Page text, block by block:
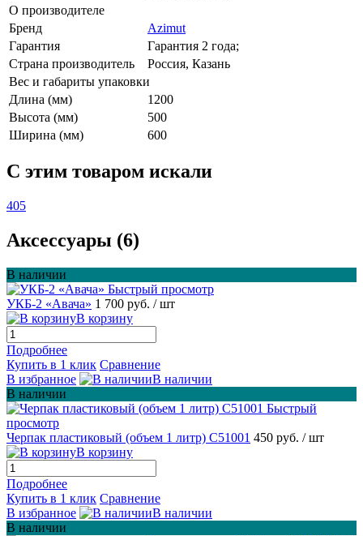
О производителе
Бренд
Azimut
Гарантия
Гарантия 2 года;
Страна производитель
Россия, Казань
Вес и габариты упаковки
Длина (мм)
1200
Высота (мм)
500
Ширина (мм)
600
C этим товаром искали
405
Аксессуары (6)
В наличии
Быстрый просмотр
УКБ-2 «Авача» 1 700 руб. / шт
В корзину
Подробнее
Купить в 1 клик Сравнение
В избранное
В наличии
В наличии
Быстрый
просмотр
Черпак пластиковый (объем 1 литр) С51001 450 руб. / шт
В корзину
Подробнее
Купить в 1 клик Сравнение
В избранное
В наличии
В наличии